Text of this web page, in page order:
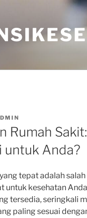
Rumah
untuk Anda?
tepat adalah
untuk kesehatan
tersedia, seringkali
paling sesuai